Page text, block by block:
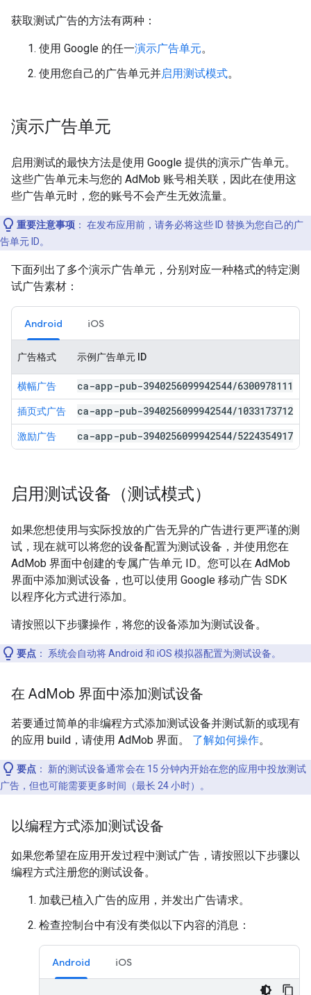
获取测试广告的方法有两种：
使用 Google 的任一演示广告单元。
使用您自己的广告单元并启用测试模式。
演示广告单元
启用测试的最快方法是使用 Google 提供的演示广告单元。
这些广告单元未与您的 AdMob 账号相关联，因此在使用这
些广告单元时，您的账号不会产生无效流量。
重要注意事项 ： 在发布应用前，请务必将这些 ID 替换为您自己的广
告单元 ID。
下面列出了多个演示广告单元，分别对应一种格式的特定测
试广告素材：
Android iOS
广告格式 示例广告单元 ID
横幅广告 ca-app-pub-3940256099942544/6300978111
插页式广告 ca-app-pub-3940256099942544/1033173712
激励广告 ca-app-pub-3940256099942544/5224354917
启用测试设备（测试模式）
如果您想使用与实际投放的广告无异的广告进行更严谨的测
试，现在就可以将您的设备配置为测试设备，并使用您在
AdMob 界面中创建的专属广告单元 ID。您可以在 AdMob
界面中添加测试设备，也可以使用 Google 移动广告 SDK
以程序化方式进行添加。
请按照以下步骤操作，将您的设备添加为测试设备。
要点 ： 系统会自动将 Android 和 iOS 模拟器配置为测试设备。
在 AdMob 界面中添加测试设备
若要通过简单的非编程方式添加测试设备并测试新的或现有
的应用 build，请使用 AdMob 界面。 了解如何操作。
要点 ：
新的测试设备通常会在 15 分钟内开始在您的应用中投放测试
广告，但也可能需要更多时间（最长 24 小时）。
以编程方式添加测试设备
如果您希望在应用开发过程中测试广告，请按照以下步骤以
编程方式注册您的测试设备。
加载已植入广告的应用，并发出广告请求。
检查控制台中有没有类似以下内容的消息：
Android iOS